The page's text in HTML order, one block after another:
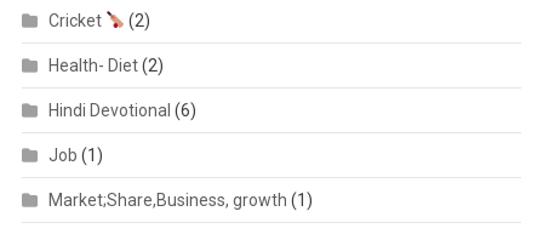
Cricket (2)
Health- Diet(2)
Hindi Devotional (6)
Job (1)
Market;Share,Business, growth (1)